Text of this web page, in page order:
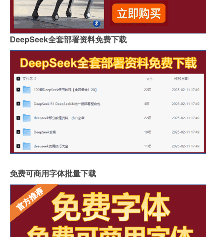
DeepSeek全套部署资料免费下载
免费可商用字体批量下载